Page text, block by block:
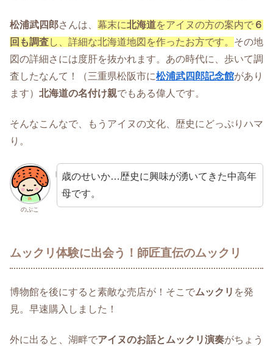
松浦武四郎さんは、 幕末に北海道をアイヌの方の案内で ６
回も調査し、詳細な北海道地図を作ったお方です。 その地
図の詳細さには度肝を抜かれます。あの時代に、歩いて調
査したなんて！（三重県松阪市に松浦武四郎記念館があり
ます） 北海道の名付け親でもある偉人です。
そんなこんなで、もうアイヌの文化、歴史にどっぷりハマ
り。
のぷこ
歳のせいか…歴史に興味が湧いてきた中高年
母です。
ムックリ体験に出会う！師匠直伝のムックリ
博物館を後にすると素敵な売店が！そこでムックリ を発
見。早速購入しました！
外に出ると、湖畔でアイヌのお話とムックリ演奏がちょう